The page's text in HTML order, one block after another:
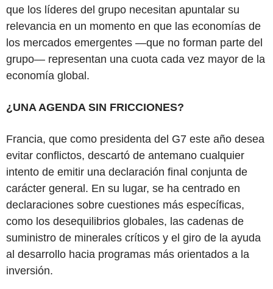
que los líderes del grupo necesitan apuntalar su
relevancia en un momento en que las economías de
los mercados emergentes —que no forman parte del
grupo— representan una cuota cada vez mayor de la
economía global.
¿UNA AGENDA SIN FRICCIONES?
Francia, que como presidenta del G7 este año desea
evitar conflictos, descartó de antemano cualquier
intento de emitir una declaración final conjunta de
carácter general. En su lugar, se ha centrado en
declaraciones sobre cuestiones más específicas,
como los desequilibrios globales, las cadenas de
suministro de minerales críticos y el giro de la ayuda
al desarrollo hacia programas más orientados a la
inversión.